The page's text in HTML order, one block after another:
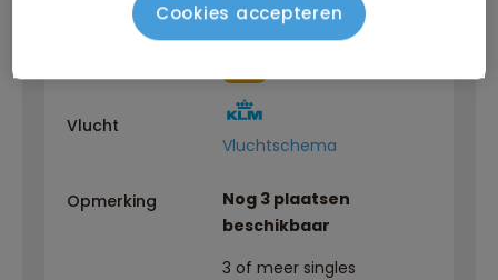
EN
Vlucht
Vluchtschema
Opmerking
Nog 3 plaatsen
beschikbaar
3 of meer singles
Cookies accepteren